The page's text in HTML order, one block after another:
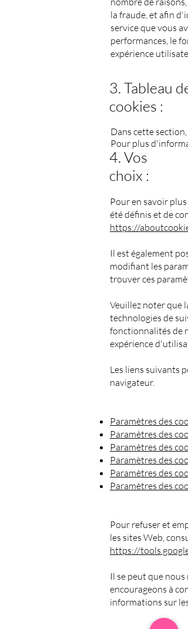
la fraude, et afin
service que vous
performances, le
expérience
3. Tableau
cookies :
Dans cette
Pour plus
4. Vos
choix :
Pour en savoir
été définis et de
https://
Il est également
modifiant les
trouver ces
Veuillez noter que
technologies de
fonctionnalités de
expérience
Les liens suivants
navigateur.
Paramètres des
Paramètres des
Paramètres des
Paramètres des
Paramètres des
Paramètres des
Pour refuser et
les sites Web,
https://
Il se peut que
encourageons à
informations sur les